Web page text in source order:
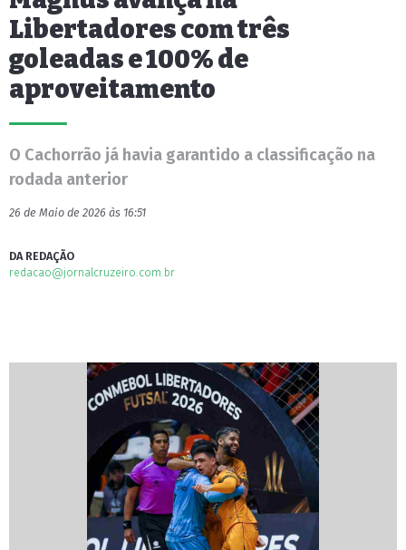
Libertadores com três
goleadas e 100% de
aproveitamento
O Cachorrão já havia garantido a classificação na
rodada anterior
26 de Maio de 2026 às 16:51
DA REDAÇÃO
redacao@jornalcruzeiro.com.br